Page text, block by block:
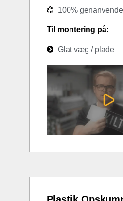
100%
Til montering på:
Glat væg / plade